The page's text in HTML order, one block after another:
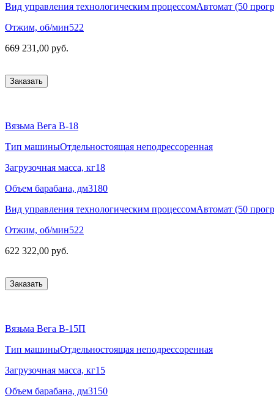
Вид управления технологическим процессомАвтомат (50
Отжим, об/мин522
669 231,00 руб.
Заказать
Вязьма Вега В-18
Тип машиныОтдельностоящая неподрессоренная
Загрузочная масса, кг18
Объем барабана, дм3180
Вид управления технологическим процессомАвтомат (50
Отжим, об/мин522
622 322,00 руб.
Заказать
Вязьма Вега В-15П
Тип машиныОтдельностоящая неподрессоренная
Загрузочная масса, кг15
Объем барабана, дм3150